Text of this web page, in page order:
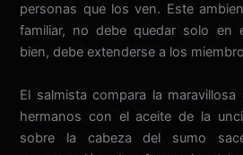
personas que los ven. Este
familiar, no debe quedar solo en
bien, debe extenderse a los
El salmista compara la
hermanos con el aceite de la
sobre la cabeza del sumo